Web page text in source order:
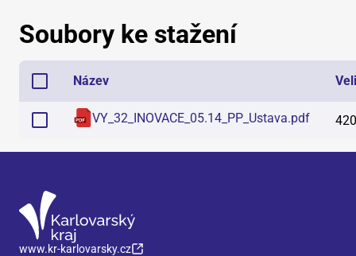
Soubory ke stažení
Název
VY_32_INOVACE_05.14_PP_Ustava.pdf
www.kr-karlovarsky.cz